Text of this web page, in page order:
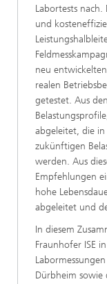
Labortests nach.
und
neu
realen
getestet. Aus
abgeleitet, die
zukünftigen
werden. Aus
Empfehlungen
hohe
abgeleitet und
In diesem
Fraunhofer ISE
Dürbheim sowie